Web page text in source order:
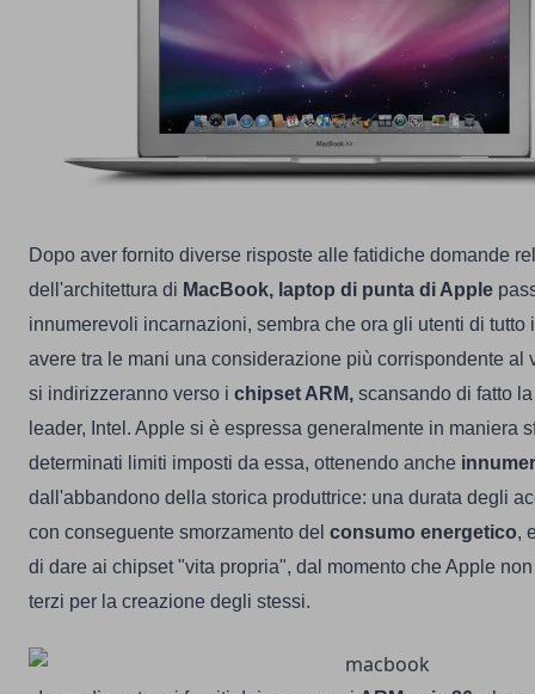
Dopo aver fornito diverse risposte alle fatidiche domande
dell'architettura di MacBook, laptop di punta di Apple
innumerevoli incarnazioni, sembra che ora gli utenti di tutto
avere tra le mani una considerazione più corrispondente al
si indirizzeranno verso i chipset ARM, scansando di fatto
leader, Intel. Apple si è espressa generalmente in maniera
determinati limiti imposti da essa, ottenendo anche
dall'abbandono della storica produttrice: una durata degli
con conseguente smorzamento del consumo energetico,
di dare ai chipset "vita propria", dal momento che Apple
terzi per la creazione degli stessi.